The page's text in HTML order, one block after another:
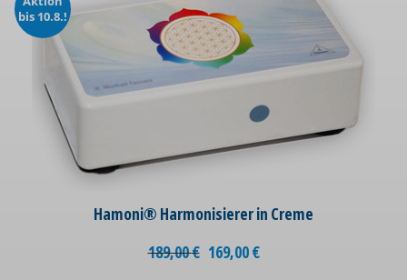
bis 10.8.!
Hamoni® Harmonisierer in Creme
189,00€ 169,00€